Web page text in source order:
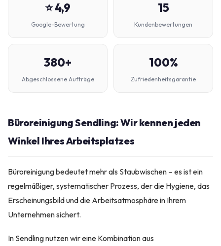
⭐ 4,9
Google-Bewertung
15
Kundenbewertungen
380+
Abgeschlossene Aufträge
100%
Zufriedenheitsgarantie
Büroreinigung Sendling: Wir kennen jeden
Winkel Ihres Arbeitsplatzes
Büroreinigung bedeutet mehr als Staubwischen – es ist ein
regelmäßiger, systematischer Prozess, der die Hygiene, das
Erscheinungsbild und die Arbeitsatmosphäre in Ihrem
Unternehmen sichert.
In Sendling nutzen wir eine Kombination aus